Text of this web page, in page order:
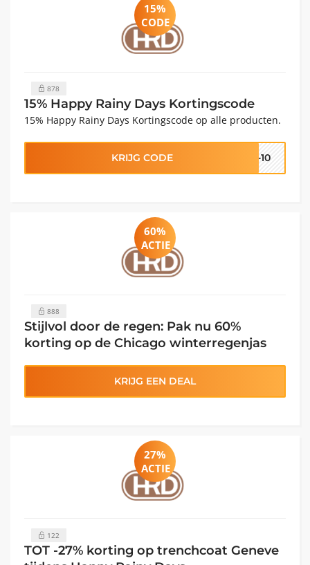
15%
CODE
878
15% Happy Rainy Days Kortingscode
15% Happy Rainy Days Kortingscode op alle producten.
KRIJG CODE S-10
60%
ACTIE
888
Stijlvol door de regen: Pak nu 60%
korting op de Chicago winterregenjas
KRIJG EEN DEAL
27%
ACTIE
122
TOT -27% korting op trenchcoat Geneve